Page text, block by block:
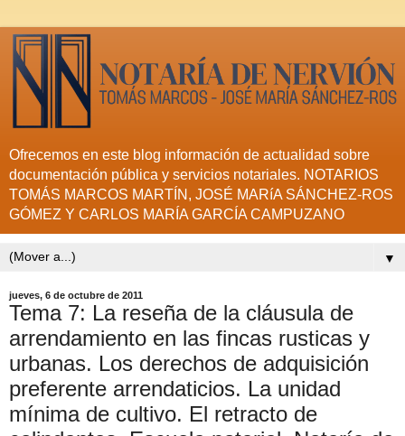
Ofrecemos en este blog información de actualidad sobre
documentación pública y servicios notariales. NOTARIOS
TOMÁS MARCOS MARTÍN, JOSÉ MARíA SÁNCHEZ-ROS
GÓMEZ Y CARLOS MARÍA GARCÍA CAMPUZANO
▼
jueves, 6 de octubre de 2011
Tema 7: La reseña de la cláusula de
arrendamiento en las fincas rusticas y
urbanas. Los derechos de adquisición
preferente arrendaticios. La unidad
mínima de cultivo. El retracto de